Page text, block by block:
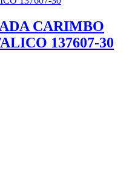
CARIMBO
137607-30